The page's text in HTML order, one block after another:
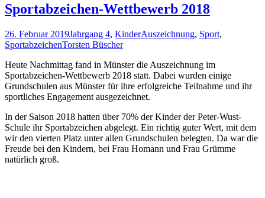
Sportabzeichen-Wettbewerb 2018
26. Februar 2019Jahrgang 4, KinderAuszeichnung, Sport,
SportabzeichenTorsten Büscher
Heute Nachmittag fand in Münster die Auszeichnung im
Sportabzeichen-Wettbewerb 2018 statt. Dabei wurden einige
Grundschulen aus Münster für ihre erfolgreiche Teilnahme und ihr
sportliches Engagement ausgezeichnet.
In der Saison 2018 hatten über 70% der Kinder der Peter-Wust-
Schule ihr Sportabzeichen abgelegt. Ein richtig guter Wert, mit dem
wir den vierten Platz unter allen Grundschulen belegten. Da war die
Freude bei den Kindern, bei Frau Homann und Frau Grümme
natürlich groß.